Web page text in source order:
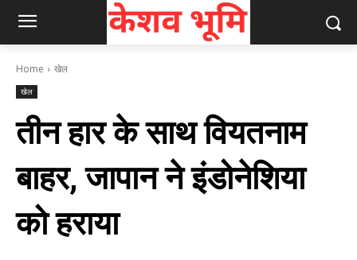
Home खेल
खेल
तीन हार के साथ वियतनाम
बाहर, जापान ने इंडोनेशिया
को हराया